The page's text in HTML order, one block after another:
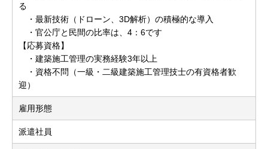
る
・最新技術（ドローン、3D解析）の積極的な導入
・官公庁と民間の比率は、4：6です
【応募資格】
・建築施工管理の実務経験3年以上
・資格不問（一級・二級建築施工管理技士の有資格者歓
迎）
雇用形態
派遣社員